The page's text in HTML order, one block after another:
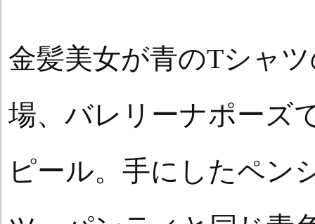
金髪美女が青のTシャ
場、バレリーナポーズ
ピール。手にしたペン